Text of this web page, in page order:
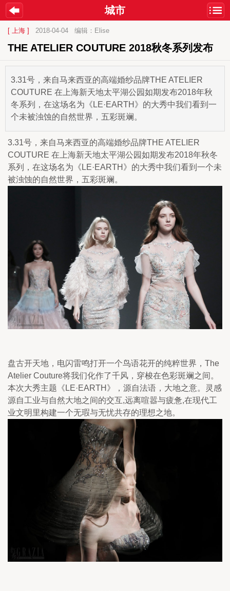
城市
[ 上海 ] 2018-04-04 编辑：Elise
THE ATELIER COUTURE 2018秋冬系列发布
3.31号，来自马来西亚的高端婚纱品牌THE ATELIER
COUTURE 在上海新天地太平湖公园如期发布2018年秋
冬系列，在这场名为《LE·EARTH》的大秀中我们看到一
个未被浊蚀的自然世界，五彩斑斓。
3.31号，来自马来西亚的高端婚纱品牌THE ATELIER
COUTURE 在上海新天地太平湖公园如期发布2018年秋冬
系列，在这场名为《LE·EARTH》的大秀中我们看到一个未
被浊蚀的自然世界，五彩斑斓。
盘古开天地，电闪雷鸣打开一个鸟语花开的纯粹世界，The
Atelier Couture将我们化作了千风，穿梭在色彩斑斓之间。
本次大秀主题《LE·EARTH》，源自法语，大地之意。灵感
源自工业与自然大地之间的交互,远离喧嚣与疲惫,在现代工
业文明里构建一个无瑕与无忧共存的理想之地。